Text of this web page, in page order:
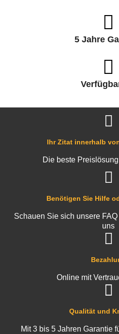
5 Jahre
Qualität und
Mit 3 bis 5 Jahren Garantie
Online mit
Benötigen Sie Hilfe
Schauen Sie sich unsere
uns
Ihr Zitat innerhalb
Die beste